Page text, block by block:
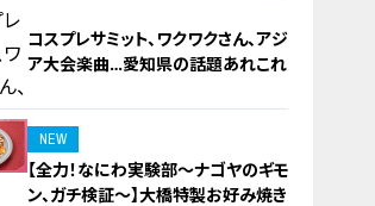
コスプレサミット、ワクワクさん、アジ
ア大会楽曲…愛知県の話題あれこれ
NEW
【全力！なにわ実験部～ナゴヤのギモ
ン、ガチ検証～】大橋特製お好み焼き